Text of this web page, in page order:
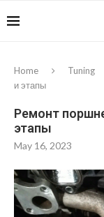
Home Tuning
и этапы
Ремонт
этапы
May 16, 2023